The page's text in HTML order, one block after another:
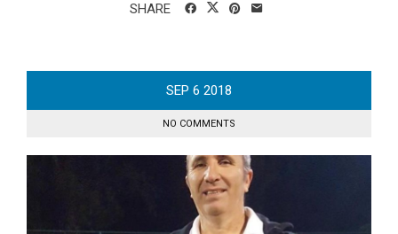
SHARE
SEP 6 2018
NO COMMENTS